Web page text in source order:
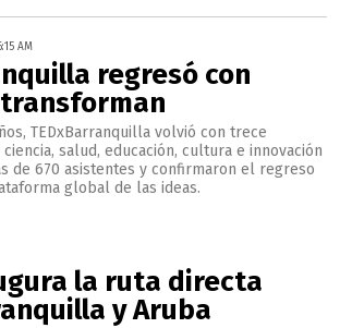
AM
regresó con
TEDxBarranquilla volvió con trece
salud, educación, cultura e innovación
de 670 asistentes y confirmaron el regreso
global de las ideas.
la ruta directa
y Aruba